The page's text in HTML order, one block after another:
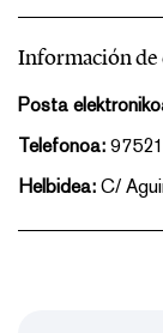
Información de
Posta
Telefonoa:
Helbidea: C/